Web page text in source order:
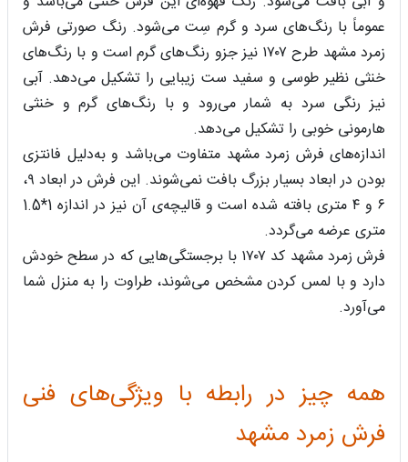
عموماً با رنگ‌های سرد و گرم سِت می‌شود. رنگ صورتی فرش
زمرد مشهد طرح ۱۷۰۷ نیز جزو رنگ‌های گرم است و با رنگ‌های
خنثی نظیر طوسی و سفید ست زیبایی را تشکیل می‌دهد. آبی
نیز رنگی سرد به شمار می‌رود و با رنگ‌های گرم و خنثی
هارمونی خوبی را تشکیل می‌دهد.
اندازه‌های فرش زمرد مشهد متفاوت می‌باشد و به‌دلیل فانتزی
‌بودن در ابعاد بسیار بزرگ بافت نمی‌شوند. این فرش در ابعاد ۹،
۶ و ۴ متری بافته شده است و قالیچه‌ی آن نیز در اندازه 1*1.5
متری عرضه می‌گردد.
فرش زمرد مشهد کد ۱۷۰۷ با برجستگی‌هایی که در سطح خودش
دارد و با لمس‌ کردن مشخص می‌شوند، طراوت را به منزل شما
می‌آورد.
همه چیز در رابطه با ویژگی‌های فنی
فرش زمرد مشهد